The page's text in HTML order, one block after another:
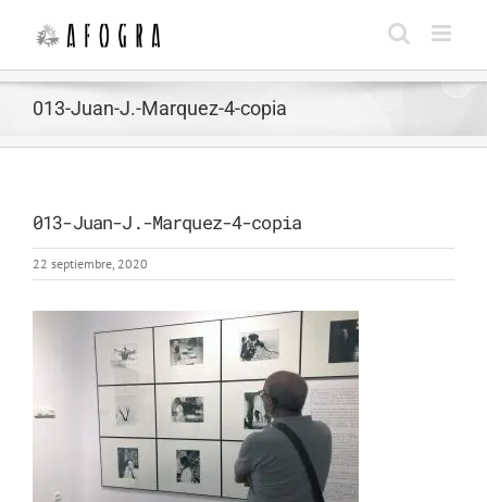
contenido
013-Juan-J.-Marquez-4-copia
013-Juan-J.-Marquez-4-copia
22 septiembre, 2020